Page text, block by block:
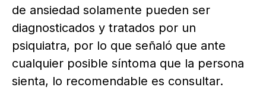
de ansiedad solamente pueden ser
diagnosticados y tratados por un
psiquiatra, por lo que señaló que ante
cualquier posible síntoma que la persona
sienta, lo recomendable es consultar.